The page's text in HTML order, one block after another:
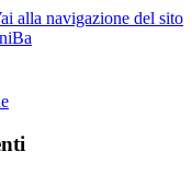
alla navigazione del sito